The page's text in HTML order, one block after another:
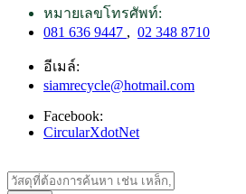
หมายเลขโทรศัพท์:
081 636 9447 , 02 348 8710
อีเมล์:
siamrecycle@hotmail.com
Facebook:
CircularXdotNet